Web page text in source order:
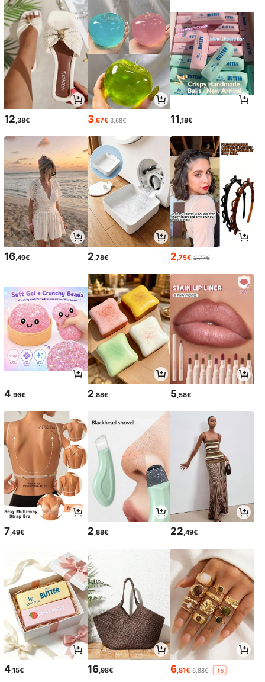
12 ,38€ 3,67€ 3,68€ 11 ,18€
16,49€ 2,78€ 2,75€ 2,77€
4,96€ 2,88€ 5,58€
7,49€ 2,88€ 22,49€
4 ,15€ 16,98€ 6 ,81€ 6,88€ -1%